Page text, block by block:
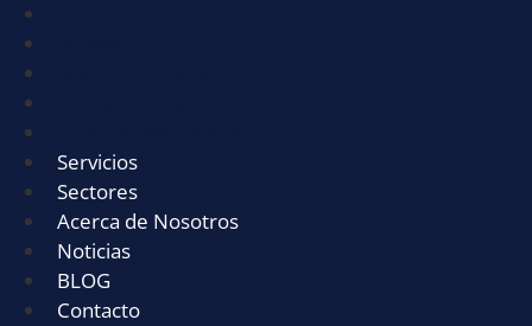
Servicios
Sectores
Acerca de Nosotros
Noticias
BLOG
Contacto